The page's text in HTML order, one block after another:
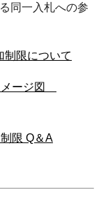
同一入札への参
制限について
メージ図
限 Q＆A